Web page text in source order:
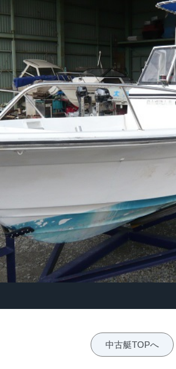
中古艇TOPへ